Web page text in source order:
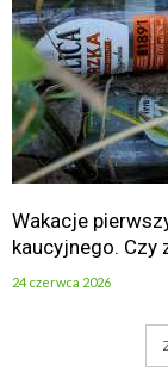
Wakacje
kaucyjnego. Czy
24 czerwca 2026